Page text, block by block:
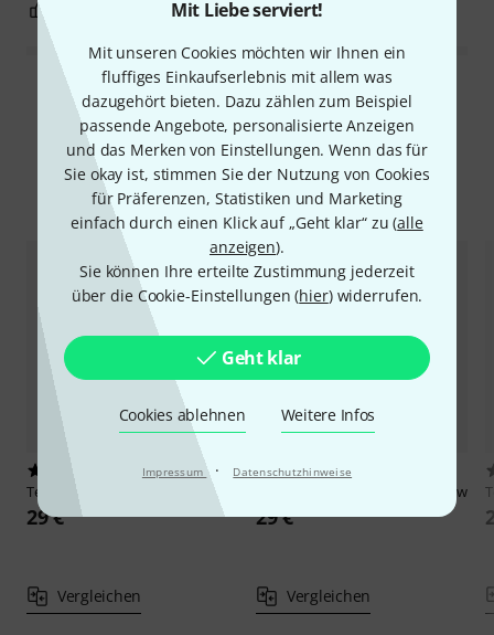
Mit Liebe serviert!
Mit unseren Cookies möchten wir Ihnen ein
fluffiges Einkaufserlebnis mit allem was
dazugehört bieten. Dazu zählen zum Beispiel
passende Angebote, personalisierte Anzeigen
und das Merken von Einstellungen. Wenn das für
Sie okay ist, stimmen Sie der Nutzung von Cookies
für Präferenzen, Statistiken und Marketing
einfach durch einen Klick auf „Geht klar“ zu (alle
anzeigen).
Sie können Ihre erteilte Zustimmung jederzeit
über die Cookie-Einstellungen (hier) widerrufen.
Geht klar
Cookies ablehnen Weitere Infos
Impressum · Datenschutzhinweise
BEWERTUNG MELDEN
Alle Bewertungen lesen
Alternativen vergleichen
Teenage Engineering CA-X Grey
29 €
Vergleichen
31
CA-X Yellow
29 €
Vergleichen